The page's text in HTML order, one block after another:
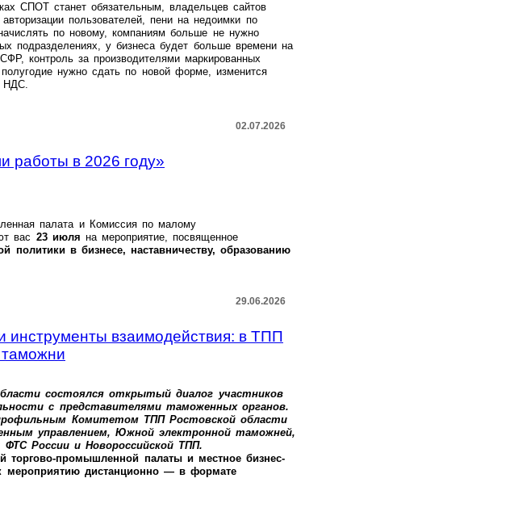
СПОТ станет обязательным, владельцев сайтов
пользователей, пени на недоимки по
по новому, компаниям больше не нужно
подразделениях, у бизнеса будет больше времени на
контроль за производителями маркированных
нужно сдать по новой форме, изменится
НДС.
02.07.2026
работы в 2026 году»
палата и Комиссия по малому
вас 23 июля на мероприятие, посвященное
политики в бизнесе, наставничеству, образованию
29.06.2026
инструменты взаимодействия: в ТПП
таможни
состоялся открытый диалог участников
с представителями таможенных органов.
Комитетом ТПП Ростовской области
управлением, Южной электронной таможней,
России и Новороссийской ТПП.
торгово-промышленной палаты и местное бизнес-
мероприятию дистанционно — в формате